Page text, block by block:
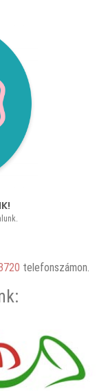
telefonszámon.